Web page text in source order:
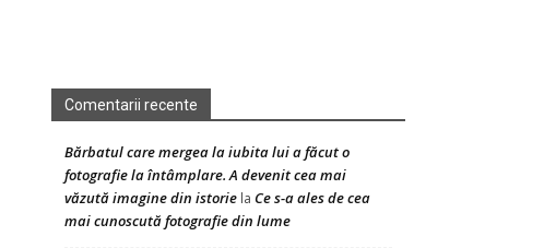
Comentarii recente
Bărbatul care mergea la iubita lui a făcut o
fotografie la întâmplare. A devenit cea mai
văzută imagine din istorie la Ce s-a ales de cea
mai cunoscută fotografie din lume